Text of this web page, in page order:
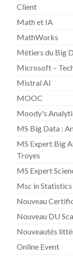
Client
Math et IA
MathWorks
Métiers du Big
Microsoft –
Mistral AI
MOOC
Moody's
MS Big Data :
MS Expert Big
Troyes
MS Expert
Msc in
Nouveau
Nouveau DU
Nouveautés
Online Event